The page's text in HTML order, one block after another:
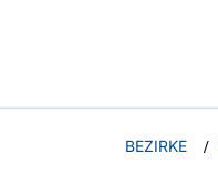
BEZIRKE /